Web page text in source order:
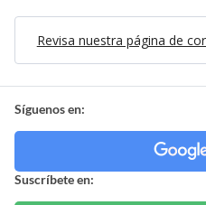
Revisa nuestra página de
Síguenos en:
Suscríbete en: